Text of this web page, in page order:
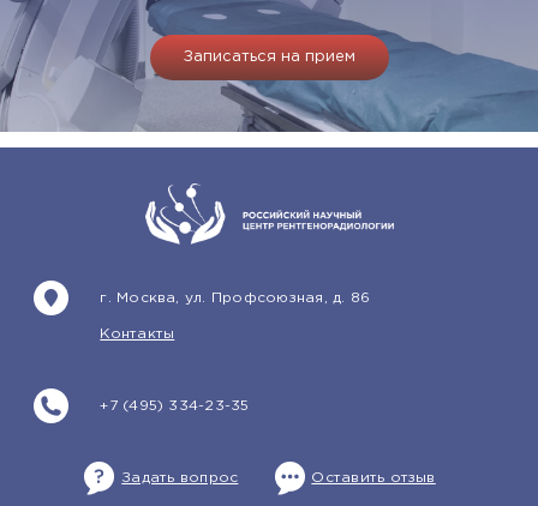
Записаться на прием
+7 (495) 334-23-35
г. Москва, ул. Профсоюзная, д. 86
Контакты
Задать вопрос Оставить отзыв